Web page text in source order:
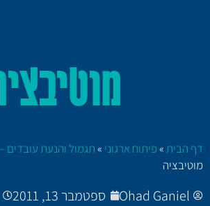
דף הבית»פיתוח ארגוני »תגמול והנעת עובדים
מוטיבציה
Ohad Ganiel ספטמבר 13, 2011